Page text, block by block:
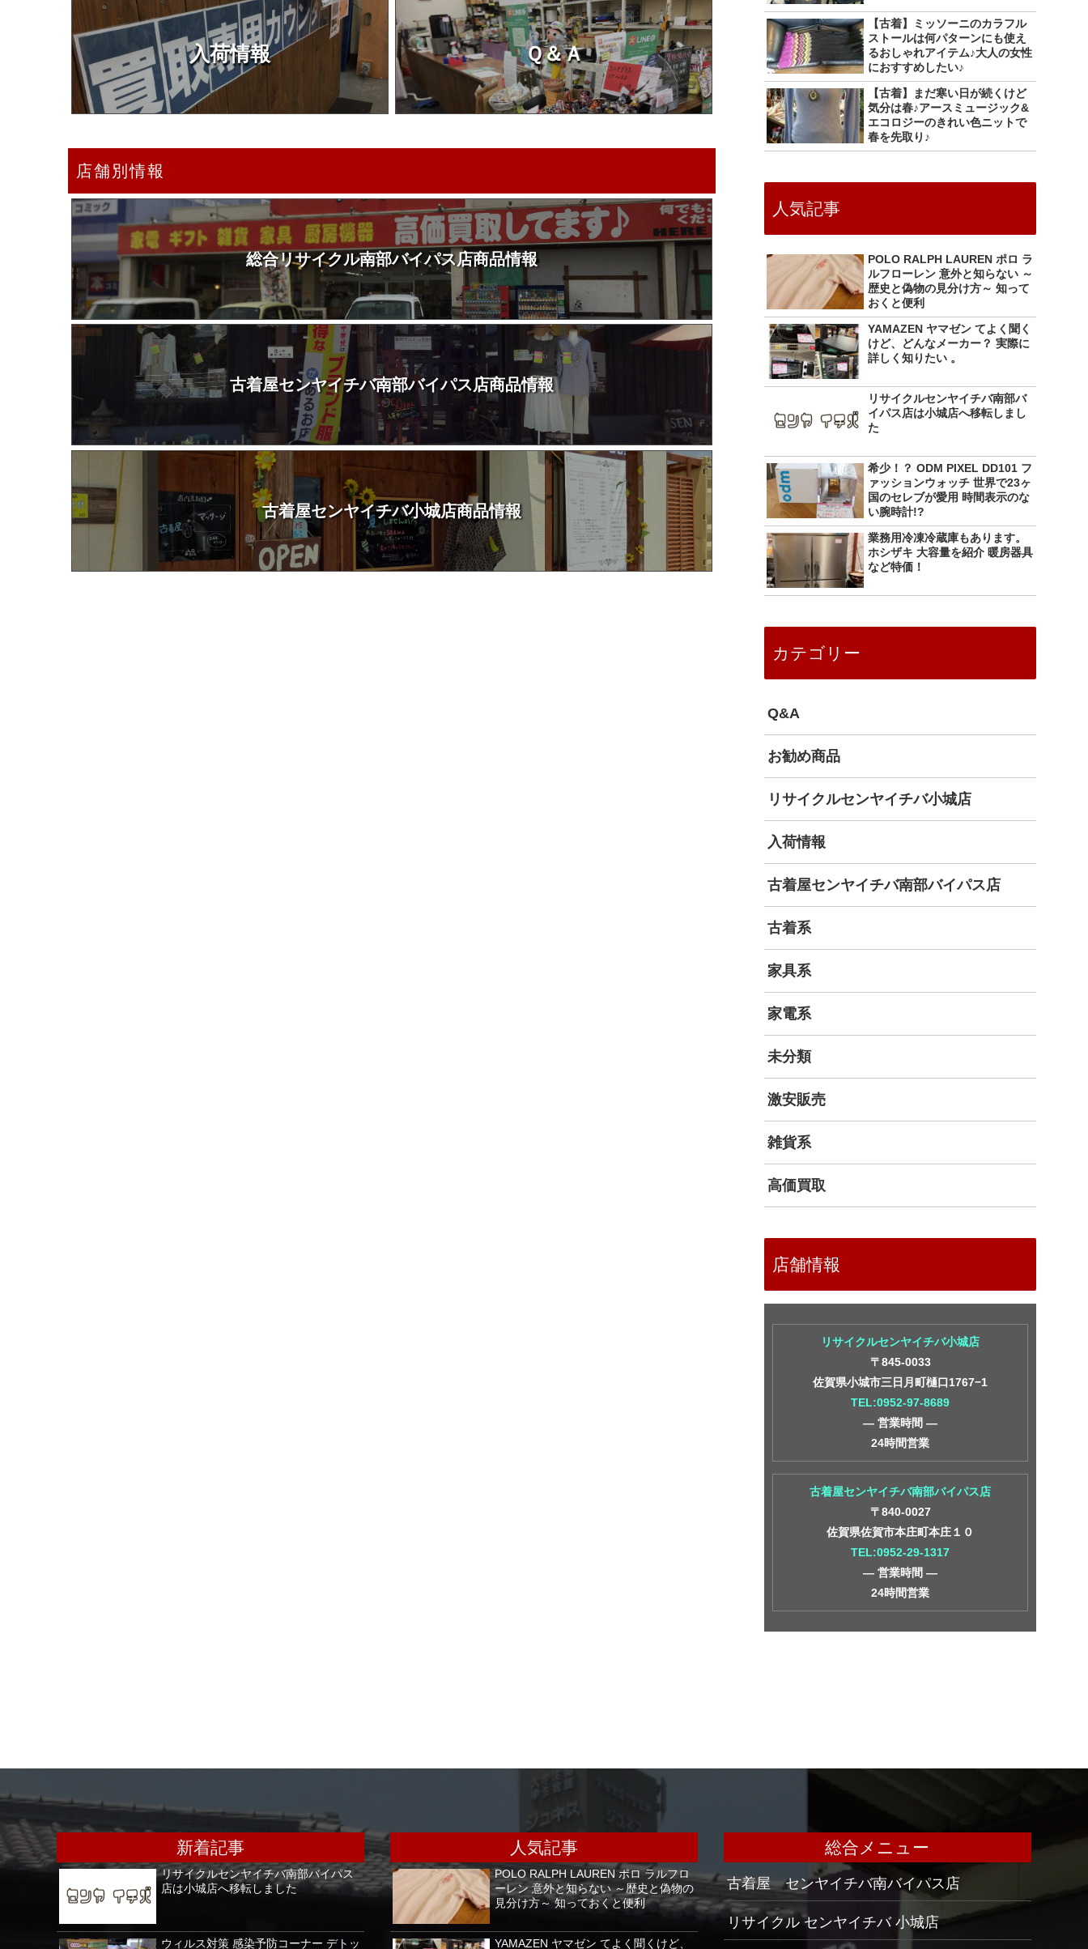
入荷情報 Ｑ＆Ａ
店舗別情報
総合リサイクル南部バイパス店商品情報
古着屋センヤイチバ南部バイパス店商品情報
古着屋センヤイチバ小城店商品情報
【古着】ミッソーニのカラフル
ストールは何パターンにも使え
るおしゃれアイテム♪大人の女性
におすすめしたい♪
【古着】まだ寒い日が続くけど
気分は春♪アースミュージック&
エコロジーのきれい色ニットで
春を先取り♪
人気記事
POLO RALPH LAUREN ポロ ラ
ルフローレン 意外と知らない ～
歴史と偽物の見分け方～ 知って
おくと便利
YAMAZEN ヤマゼン てよく聞く
けど、どんなメーカー？ 実際に
詳しく知りたい 。
リサイクルセンヤイチバ南部バ
イパス店は小城店へ移転しまし
た
希少！？ ODM PIXEL DD101 フ
ァッションウォッチ 世界で23ヶ
国のセレブが愛用 時間表示のな
い腕時計!?
業務用冷凍冷蔵庫もあります。
ホシザキ 大容量を紹介 暖房器具
など特価！
カテゴリー
Q&A
お勧め商品
リサイクルセンヤイチバ小城店
入荷情報
古着屋センヤイチバ南部バイパス店
古着系
家具系
家電系
未分類
激安販売
雑貨系
高価買取
店舗情報
リサイクルセンヤイチバ小城店
〒845-0033
佐賀県小城市三日月町樋口1767−1
TEL:0952-97-8689
― 営業時間 ―
24時間営業
古着屋センヤイチバ南部バイパス店
〒840-0027
佐賀県佐賀市本庄町本庄１０
TEL:0952-29-1317
― 営業時間 ―
24時間営業
新着記事
リサイクルセンヤイチバ南部バイパス
店は小城店へ移転しました
ウィルス対策 感染予防コーナー デトッ
人気記事
POLO RALPH LAUREN ポロ ラルフロ
ーレン 意外と知らない ～歴史と偽物の
見分け方～ 知っておくと便利
YAMAZEN ヤマゼン てよく聞くけど、
総合メニュー
古着屋 センヤイチバ南バイパス店
リサイクル センヤイチバ 小城店